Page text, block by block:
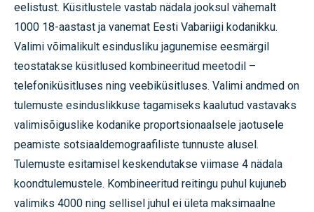
eelistust. Küsitlustele vastab nädala jooksul vähemalt
1000 18-aastast ja vanemat Eesti Vabariigi kodanikku.
Valimi võimalikult esindusliku jagunemise eesmärgil
teostatakse küsitlused kombineeritud meetodil –
telefoniküsitluses ning veebiküsitluses. Valimi andmed on
tulemuste esinduslikkuse tagamiseks kaalutud vastavaks
valimisõiguslike kodanike proportsionaalsele jaotusele
peamiste sotsiaaldemograafiliste tunnuste alusel.
Tulemuste esitamisel keskendutakse viimase 4 nädala
koondtulemustele. Kombineeritud reitingu puhul kujuneb
valimiks 4000 ning sellisel juhul ei ületa maksimaalne